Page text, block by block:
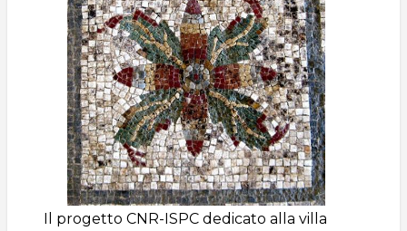
Il progetto CNR-ISPC dedicato alla villa